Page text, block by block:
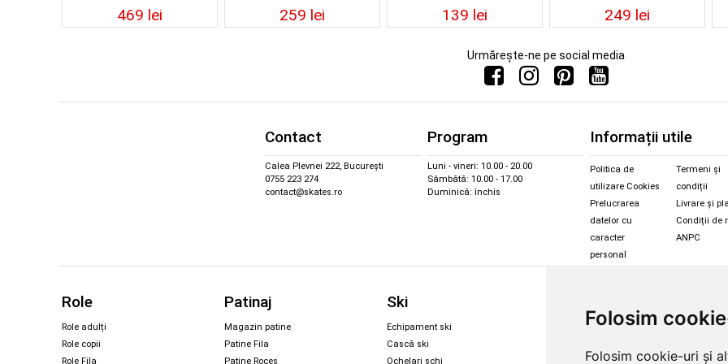
Folosim
Folosim cookie-uri și
469 lei 259 lei 139 lei 249 lei
Urmărește-ne pe social media
Contact
Calea Plevnei 222, București
0755 223 274
contact@skates.ro
Program
Luni - vineri: 10.00 - 20.00
Sâmbătă: 10.00 - 17.00
Duminică: închis
Informații utile
Politica de
utilizare Cookies
Prelucrarea
datelor cu
caracter
personal
Termeni și
condiții
Livrare și
Condiții de
ANPC
Role
Role adulți
Role copii
Role Fila
Patinaj
Magazin patine
Patine Fila
Patine Roces
Ski
Echipament ski
Cască ski
Ochelari schi
Magazin snowboard
Legături Rome SDS